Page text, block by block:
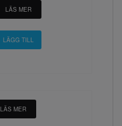
LÄS MER
LÄS MER